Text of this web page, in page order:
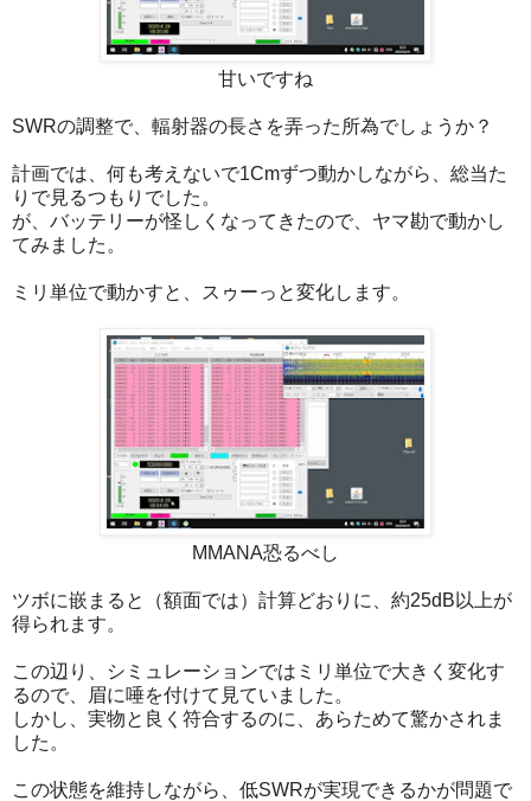
甘いですね
SWRの調整で、輻射器の長さを弄った所為でしょうか？
計画では、何も考えないで1Cmずつ動かしながら、総当た
りで見るつもりでした。
が、バッテリーが怪しくなってきたので、ヤマ勘で動かし
てみました。
ミリ単位で動かすと、スゥーっと変化します。
MMANA恐るべし
ツボに嵌まると（額面では）計算どおりに、約25dB以上が
得られます。
この辺り、シミュレーションではミリ単位で大きく変化す
るので、眉に唾を付けて見ていました。
しかし、実物と良く符合するのに、あらためて驚かされま
した。
この状態を維持しながら、低SWRが実現できるかが問題で